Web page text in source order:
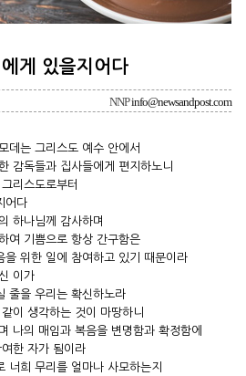
게 있을지어다
NNPinfo@newsandpost.com
데는 그리스도 예수 안에서
감독들과 집사들에게 편지하노니
리스도로부터
어다
하나님께 감사하며
여 기쁨으로 항상 간구함은
을 위한 일에 참여하고 있기 때문이라
이가
줄을 우리는 확신하노라
이 생각하는 것이 마땅하니
나의 매임과 복음을 변명함과 확정함에
한 자가 됨이라
너희 무리를 얼마나 사모하는지